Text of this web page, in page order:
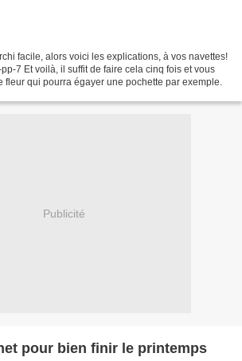
facile, alors voici les explications, à vos navettes!
7 Et voilà, il suffit de faire cela cinq fois et vous
fleur qui pourra égayer une pochette par exemple.
Publicité
pour bien finir le printemps